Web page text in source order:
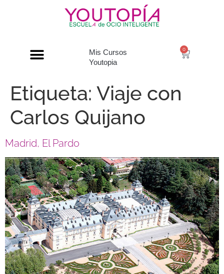
Mis Cursos
Youtopia
0
Etiqueta: Viaje con
Carlos Quijano
Madrid, El Pardo